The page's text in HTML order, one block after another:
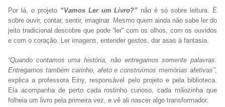
Por lá, o projeto “Vamos Ler um Livro?” não é só sobre leitura. É
sobre ouvir, contar, sentir, imaginar. Mesmo quem ainda não sabe ler do
jeito tradicional descobre que pode “ler” com os olhos, com os ouvidos
e com o coração. Ler imagens, entender gestos, dar asas à fantasia.
“Quando contamos uma história, não entregamos somente palavras.
Entregamos também carinho, afeto e construímos memórias afetivas”,
explica a professora Einy, responsável pelo projeto e pela biblioteca.
Ela acompanha de perto cada rostinho curioso, cada mãozinha que
folheia um livro pela primeira vez, e vê ali nascer algo transformador.